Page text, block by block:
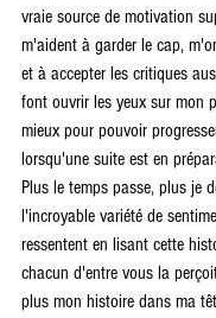
vraie source de motivation
m'aident à garder le cap,
et à accepter les critiques
font ouvrir les yeux sur mon
mieux pour pouvoir
lorsqu'une suite est en
Plus le temps passe, plus je
l'incroyable variété de
ressentent en lisant cette
chacun d'entre vous la
plus mon histoire dans ma